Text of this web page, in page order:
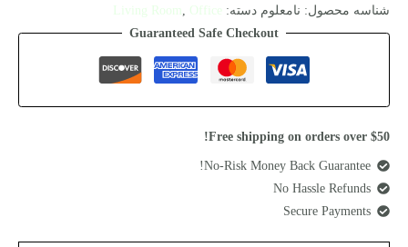
شناسه محصول: نامعلوم دسته: Living Room
Office
Guaranteed Safe Checkout
Free shipping on orders over $50!
No-Risk Money Back Guarantee!
No Hassle Refunds
Secure Payments